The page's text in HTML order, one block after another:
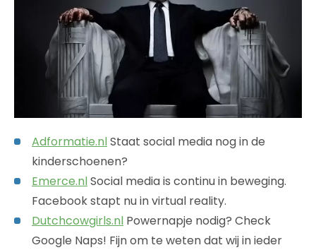
Adformatie.nlStaat social media nog in de
kinderschoenen?
Emerce.nlSocial media is continu in beweging.
Facebook stapt nu in virtual reality.
Dutchcowgirls.nl Powernapje nodig? Check
Google Naps! Fijn om te weten dat wij in ieder